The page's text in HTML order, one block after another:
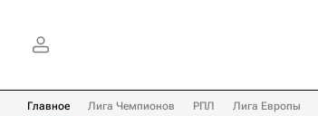
Главное Лига Чемпионов РПЛ Лига Европы